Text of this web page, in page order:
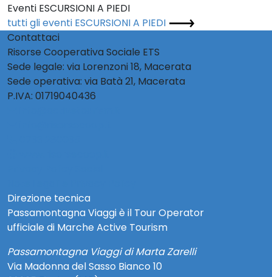
Eventi ESCURSIONI A PIEDI
tutti gli eventi ESCURSIONI A PIEDI
Contattaci
Risorse Cooperativa Sociale ETS
Sede legale: via Lorenzoni 18, Macerata
Sede operativa: via Batà 21, Macerata
P.IVA: 01719040436
Direzione tecnica
Passamontagna Viaggi è il Tour Operator
ufficiale di Marche Active Tourism
Passamontagna Viaggi di Marta Zarelli
Via Madonna del Sasso Bianco 10